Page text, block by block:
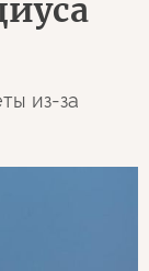
из-за